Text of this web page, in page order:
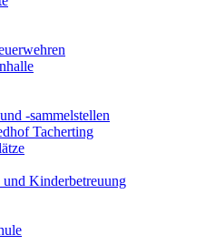
-sammelstellen
Tacherting
Kinderbetreuung